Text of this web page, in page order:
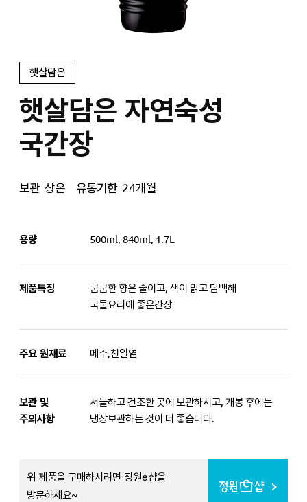
햇살담은
햇살담은 자연숙성
국간장
보관 상온 유통기한 24개월
용량 500ml, 840ml, 1.7L
제품특징
쿰쿰한 향은 줄이고, 색이 맑고 담백해
국물요리에 좋은간장
주요 원재료 메주,천일염
보관 및
주의사항
서늘하고 건조한 곳에 보관하시고, 개봉 후에는
냉장보관하는 것이 더 좋습니다.
위 제품을 구매하시려면 정원e샵을
방문하세요~